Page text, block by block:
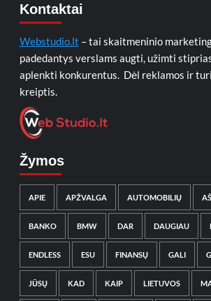
Kontaktai
Webstudio.lt – tai skaitmeninio
padedantys verslams augti, užimti
aplenkti konkurentus. Dėl reklamos ir
kreiptis.
Žymos
APIE APŽVALGA AUTOMOBILIŲ AŠ
BANKO BMW DAR DAUGIAU
ENDLESS ESU FINANSŲ GALI
JŪSŲ KAD KAIP LIETUVOS